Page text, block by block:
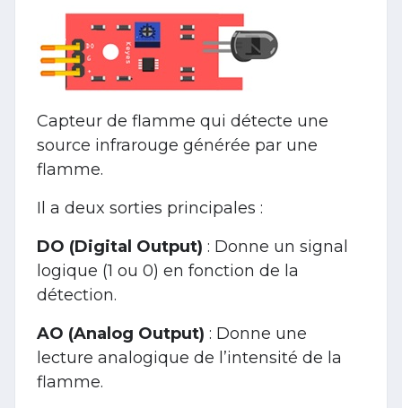
Capteur de flamme qui détecte une
source infrarouge générée par une
flamme.
Il a deux sorties principales :
DO (Digital Output) : Donne un signal
logique (1 ou 0) en fonction de la
détection.
AO (Analog Output) : Donne une
lecture analogique de l’intensité de la
flamme.